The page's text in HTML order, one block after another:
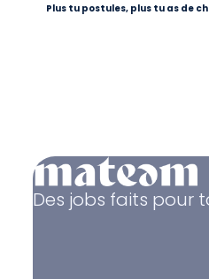
Plus tu postules, plus tu as de
Des jobs faits pour